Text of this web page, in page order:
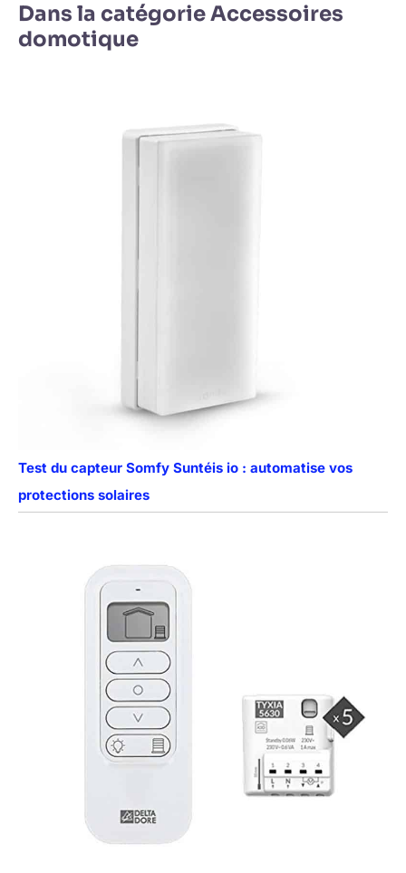
Dans la catégorie Accessoires
domotique
Test du capteur Somfy Suntéis io : automatise vos
protections solaires